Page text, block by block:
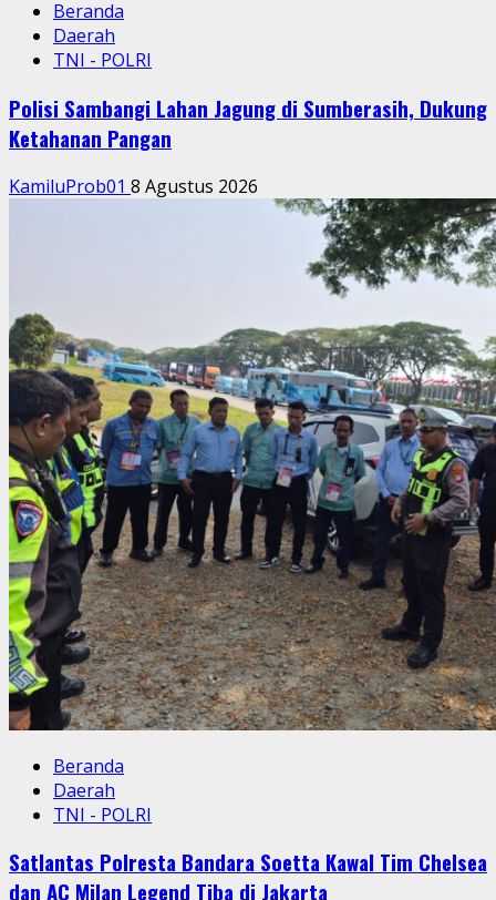
Beranda
Daerah
TNI - POLRI
Polisi Sambangi Lahan Jagung di Sumberasih, Dukung
Ketahanan Pangan
KamiluProb01 8 Agustus 2026
Beranda
Daerah
TNI - POLRI
Satlantas Polresta Bandara Soetta Kawal Tim Chelsea
dan AC Milan Legend Tiba di Jakarta